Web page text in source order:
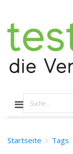
Startseite Tags